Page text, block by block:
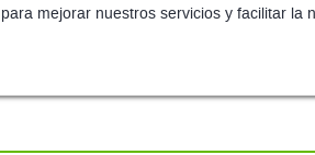
mejorar nuestros servicios y facilitar